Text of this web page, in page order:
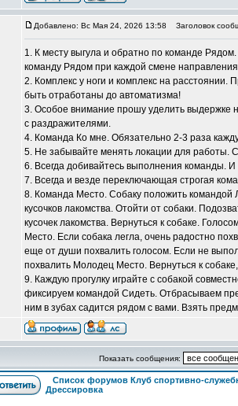
Добавлено: Вс Мая 24, 2026 13:58 Заголовок
1. К месту выгула и обратно по команде
команду Рядом при каждой смене
2. Комплекс у ноги и комплекс на
быть отработаны до автоматизма!
3. Особое внимание прошу уделить выдержке
с раздражителями.
4. Команда Ко мне. Обязательно 2-3 раза
5. Не забывайте менять локации для работы.
6. Всегда добивайтесь выполнения команды.
7. Всегда и везде переключающая строгая
8. Команда Место. Собаку положить
кусочков лакомства. Отойти от собаки.
кусочек лакомства. Вернуться к собаке.
Место. Если собака легла, очень радостно
еще от души похвалить голосом. Если не
похвалить Молодец Место. Вернуться к
9. Каждую прогулку играйте с собакой
фиксируем командой Сидеть. Отбрасываем
ним в зубах садится рядом с вами. Взять
Показать сообщения:
Список форумов Клуб спортивно-
Дрессировка